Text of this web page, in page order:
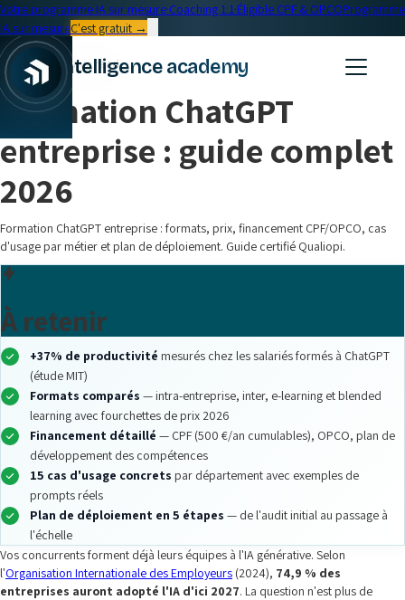
Votre programme IA sur mesure·Coaching 1:1·Éligible CPF & OPCOProgramme
IA sur mesureC'est gratuit →
intelligence academy
← Blog
Entreprise •16 min read
Formation ChatGPT
entreprise : guide complet
2026
Formation ChatGPT entreprise : formats, prix, financement CPF/OPCO, cas
d'usage par métier et plan de déploiement. Guide certifié Qualiopi.
À retenir
+37% de productivité mesurés chez les salariés formés à ChatGPT
(étude MIT)
Formats comparés — intra-entreprise, inter, e-learning et blended
learning avec fourchettes de prix 2026
Financement détaillé — CPF (500 €/an cumulables), OPCO, plan de
développement des compétences
15 cas d'usage concrets par département avec exemples de
prompts réels
Plan de déploiement en 5 étapes — de l'audit initial au passage à
l'échelle
Vos concurrents forment déjà leurs équipes à l'IA générative. Selon
l'Organisation Internationale des Employeurs (2024), 74,9 % des
entreprises auront adopté l'IA d'ici 2027. La question n'est plus de